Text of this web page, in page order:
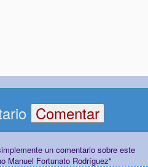
un comentario sobre este
Manuel Fortunato Rodríguez"